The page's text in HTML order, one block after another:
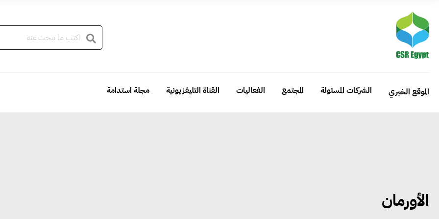
الموقع الخبري الشركات المسئولة المجتمع الفعاليات القناة التليفزيونية مجلة استدامة
الأورمان